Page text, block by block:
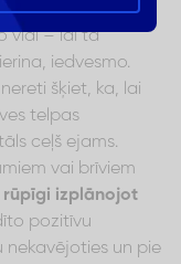
no mums
vidi – lai tā
iedvesmo.
šķiet, ka, lai
telpas
ceļš ejams.
vai brīviem
rūpīgi izplānojot
pozitīvu
nekavējoties un pie